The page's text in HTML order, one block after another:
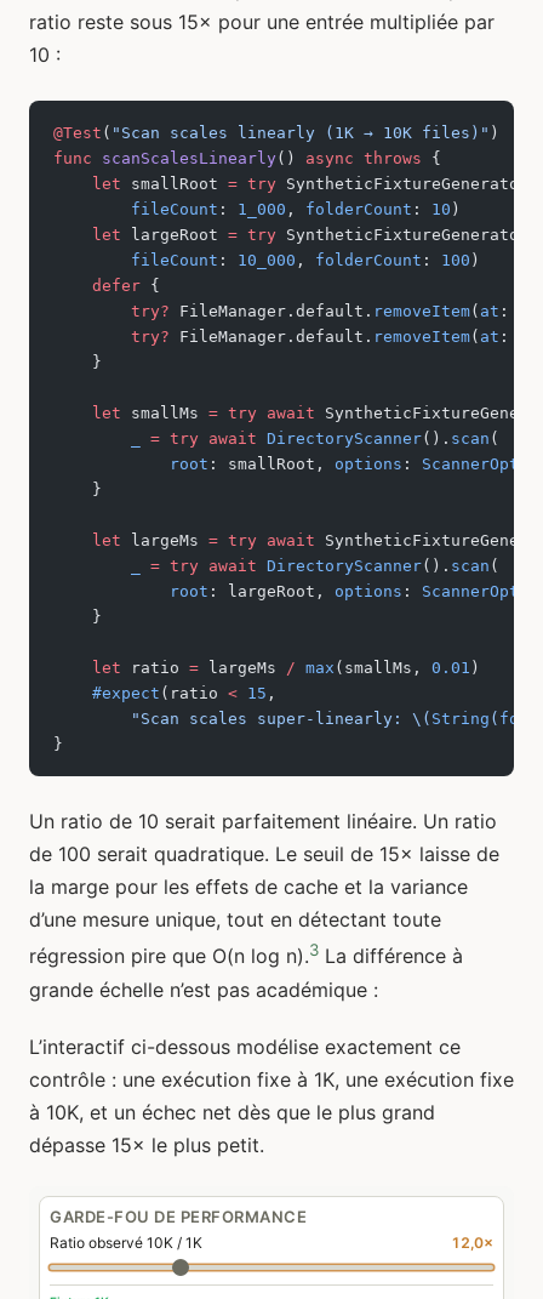
ratio reste sous 15× pour une entrée multipliée par
10 :
@Test ( "Scan scales linearly (1K → 10K files)" )
func scanScalesLinearly() async throws {
    let
smallRoot = try SyntheticFixtureGenerator.
        fileCount
: 1_000 , folderCount : 10 )
    let
largeRoot = try SyntheticFixtureGenerator.
        fileCount
: 10_000 , folderCount : 100 )
    defer
{
        try?
FileManager.default. removeItem( at :
        try?
FileManager.default. removeItem( at :
    }
    let
smallMs = try await
= try await DirectoryScanner(). scan (
            root
: smallRoot, options :
    }
    let
largeMs = try await
= try await DirectoryScanner(). scan (
            root
: largeRoot, options :
    }
    let
ratio = largeMs / max (smallMs, 0.01 )
    #expect
(ratio < 15 ,
        "Scan scales super-linearly:
\( String (
}
Un ratio de 10 serait parfaitement linéaire. Un ratio
de 100 serait quadratique. Le seuil de 15× laisse de
la marge pour les effets de cache et la variance
d’une mesure unique, tout en détectant toute
régression pire que O(n log n).3 La différence à
grande échelle n’est pas académique :
L’interactif ci-dessous modélise exactement ce
contrôle : une exécution fixe à 1K, une exécution fixe
à 10K, et un échec net dès que le plus grand
dépasse 15× le plus petit.